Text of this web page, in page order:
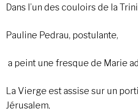
Dans l’un des couloirs de la
Pauline Pedrau, postulante,
a peint une fresque de Marie
La Vierge est assise sur un
Jérusalem,